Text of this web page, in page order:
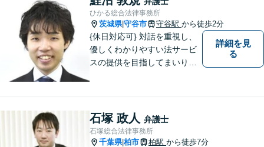
ひかる総合法律事務所
茨城県|守谷市 守谷駅 から徒歩2分
{休日対応可} 対話を重視し、
優しくわかりやすい法サービ
スの提供を目指してまいりま
詳細を見
る
石塚 政人 弁護士
石塚総合法律事務所
千葉県|柏市 柏駅 から徒歩7分